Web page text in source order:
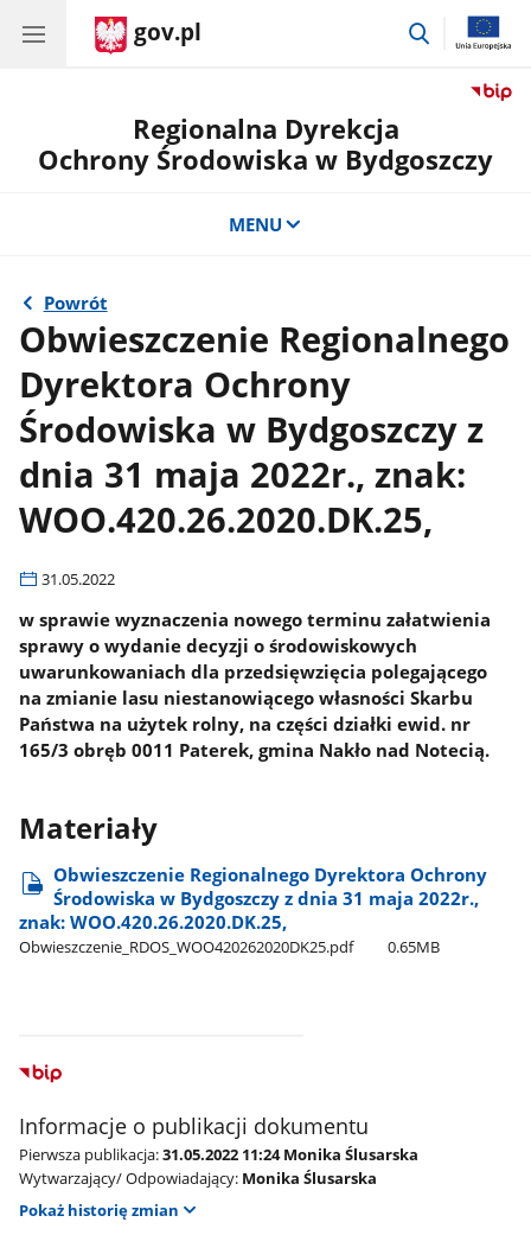
gov.pl
przejdź
Regionalna Dyrekcja
Ochrony Środowiska w Bydgoszczy
MENU
Powrót
Obwieszczenie Regionalnego
Dyrektora Ochrony
Środowiska w Bydgoszczy z
dnia 31 maja 2022r., znak:
WOO.420.26.2020.DK.25,
31.05.2022
w sprawie wyznaczenia nowego terminu załatwienia
sprawy o wydanie decyzji o środowiskowych
uwarunkowaniach dla przedsięwzięcia polegającego
na zmianie lasu niestanowiącego własności Skarbu
Państwa na użytek rolny, na części działki ewid. nr
165/3 obręb 0011 Paterek, gmina Nakło nad Notecią.
Materiały
Obwieszczenie Regionalnego Dyrektora Ochrony
Środowiska w Bydgoszczy z dnia 31 maja 2022r.,
znak: WOO.420.26.2020.DK.25,
Obwieszczenie​_RDOS​_WOO420262020DK25.pdf 0.65MB
Informacje o publikacji dokumentu
Pierwsza publikacja:31.05.2022 11:24 Monika Ślusarska
Wytwarzający/ Odpowiadający: Monika Ślusarska
Pokaż historię zmian